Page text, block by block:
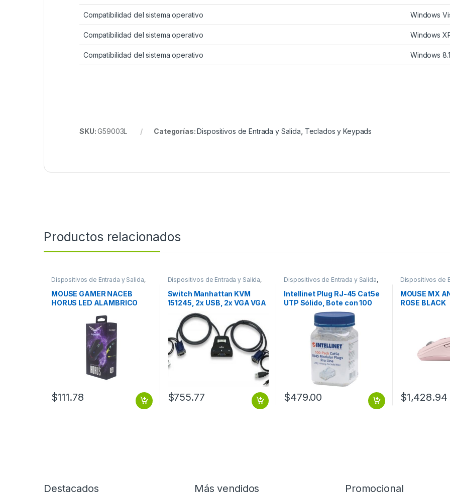
Compatibilidad del sistema operativo Windows
Compatibilidad del sistema operativo Windows
Compatibilidad del sistema operativo Windows 8.1
SKU:G59003L Categorías:Dispositivos de Entrada y Salida Teclados y Keypads
Productos relacionados
Dispositivos de Entrada y Salida,
Mouse
MOUSE GAMER NACEB
HORUS LED ALAMBRICO
$111.78
Dispositivos de Entrada y Salida,
Switch
Switch Manhattan KVM
151245, 2x USB, 2x VGA VGA
3.5MM 1920X1440 CON
CABLES
$755.77
Dispositivos de Entrada y Salida,
Switch
Intellinet Plug RJ-45 Cat5e
UTP Sólido, Bote con 100
Piezas Transparentes
SOLIDO 100PZS CONTACTO
CHAPA ORO
$479.00
Dispositivos de
Mouse
MOUSE MX
ROSE BLACK
$1,428.94
Destacados Más vendidos Promocional